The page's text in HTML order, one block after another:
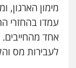
מימון הארגון,
עמדו בהחזרי
אחד
לעבירות מס